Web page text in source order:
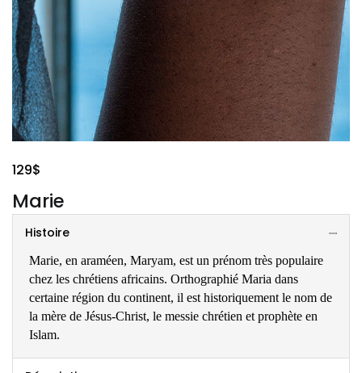
Marie
129$
Histoire
Marie, en araméen, Maryam, est un prénom très populaire
chez les chrétiens africains. Orthographié Maria dans
certaine région du continent, il est historiquement le nom de
la mère de Jésus-Christ, le messie chrétien et prophète en
Islam.